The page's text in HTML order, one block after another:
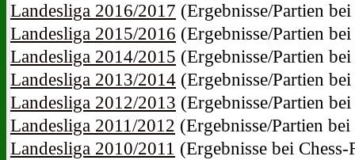
Landesliga 2016/2017 (Ergebnisse/Partien
Landesliga 2015/2016 (Ergebnisse/Partien
Landesliga 2014/2015 (Ergebnisse/Partien
Landesliga 2013/2014 (Ergebnisse/Partien
Landesliga 2012/2013 (Ergebnisse/Partien
Landesliga 2011/2012 (Ergebnisse/Partien
Landesliga 2010/2011 (Ergebnisse bei Chess-